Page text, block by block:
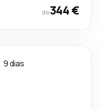
de344 €
9 dias